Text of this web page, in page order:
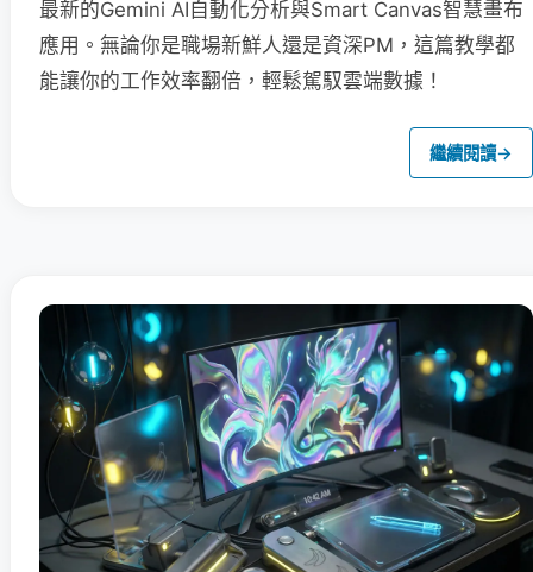
最新的Gemini AI自動化分析與Smart Canvas智慧畫布
應用。無論你是職場新鮮人還是資深PM，這篇教學都
能讓你的工作效率翻倍，輕鬆駕馭雲端數據！
繼續閱讀→